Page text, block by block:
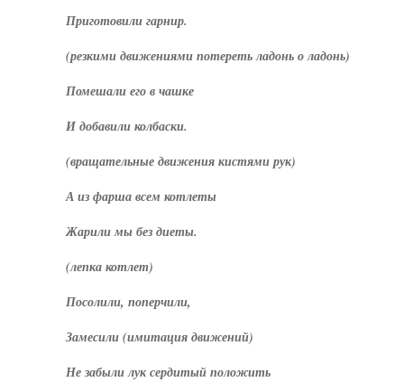
Приготовили гарнир.
(резкими движениями потереть ладонь о ладонь)
Помешали его в чашке
И добавили колбаски.
(вращательные движения кистями рук)
А из фарша всем котлеты
Жарили мы без диеты.
(лепка котлет)
Посолили, поперчили,
Замесили (имитация движений)
Не забыли лук сердитый положить